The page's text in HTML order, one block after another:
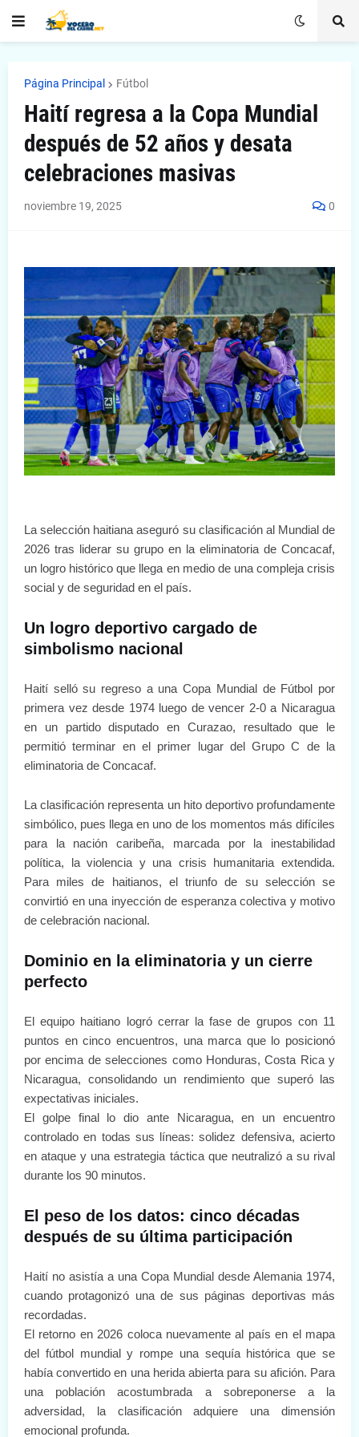
Página Principal Fútbol
Haití regresa a la Copa Mundial
después de 52 años y desata
celebraciones masivas
noviembre 19, 2025 0
La selección haitiana aseguró su clasificación al Mundial de
2026 tras liderar su grupo en la eliminatoria de Concacaf,
un logro histórico que llega en medio de una compleja crisis
social y de seguridad en el país.
Un logro deportivo cargado de
simbolismo nacional
Haití selló su regreso a una Copa Mundial de Fútbol por
primera vez desde 1974 luego de vencer 2-0 a Nicaragua
en un partido disputado en Curazao, resultado que le
permitió terminar en el primer lugar del Grupo C de la
eliminatoria de Concacaf.
La clasificación representa un hito deportivo profundamente
simbólico, pues llega en uno de los momentos más difíciles
para la nación caribeña, marcada por la inestabilidad
política, la violencia y una crisis humanitaria extendida.
Para miles de haitianos, el triunfo de su selección se
convirtió en una inyección de esperanza colectiva y motivo
de celebración nacional.
Dominio en la eliminatoria y un cierre
perfecto
El equipo haitiano logró cerrar la fase de grupos con 11
puntos en cinco encuentros, una marca que lo posicionó
por encima de selecciones como Honduras, Costa Rica y
Nicaragua, consolidando un rendimiento que superó las
expectativas iniciales.
El golpe final lo dio ante Nicaragua, en un encuentro
controlado en todas sus líneas: solidez defensiva, acierto
en ataque y una estrategia táctica que neutralizó a su rival
durante los 90 minutos.
El peso de los datos: cinco décadas
después de su última participación
Haití no asistía a una Copa Mundial desde Alemania 1974,
cuando protagonizó una de sus páginas deportivas más
recordadas.
El retorno en 2026 coloca nuevamente al país en el mapa
del fútbol mundial y rompe una sequía histórica que se
había convertido en una herida abierta para su afición. Para
una población acostumbrada a sobreponerse a la
adversidad, la clasificación adquiere una dimensión
emocional profunda.